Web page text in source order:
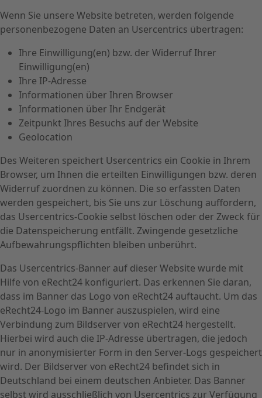
Wenn Sie unsere Website betreten, werden folgende
personenbezogene Daten an Usercentrics übertragen:
Ihre Einwilligung(en) bzw. der Widerruf Ihrer
Einwilligung(en)
Ihre IP-Adresse
Informationen über Ihren Browser
Informationen über Ihr Endgerät
Zeitpunkt Ihres Besuchs auf der Website
Geolocation
Des Weiteren speichert Usercentrics ein Cookie in Ihrem
Browser, um Ihnen die erteilten Einwilligungen bzw. deren
Widerruf zuordnen zu können. Die so erfassten Daten
werden gespeichert, bis Sie uns zur Löschung auffordern,
das Usercentrics-Cookie selbst löschen oder der Zweck für
die Datenspeicherung entfällt. Zwingende gesetzliche
Aufbewahrungspflichten bleiben unberührt.
Das Usercentrics-Banner auf dieser Website wurde mit
Hilfe von eRecht24 konfiguriert. Das erkennen Sie daran,
dass im Banner das Logo von eRecht24 auftaucht. Um das
eRecht24-Logo im Banner auszuspielen, wird eine
Verbindung zum Bildserver von eRecht24 hergestellt.
Hierbei wird auch die IP-Adresse übertragen, die jedoch
nur in anonymisierter Form in den Server-Logs gespeichert
wird. Der Bildserver von eRecht24 befindet sich in
Deutschland bei einem deutschen Anbieter. Das Banner
selbst wird ausschließlich von Usercentrics zur Verfügung